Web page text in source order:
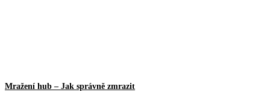
Mražení hub – Jak správně zmrazit